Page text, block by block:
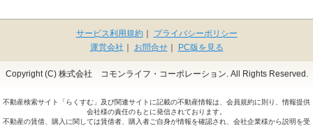
サービス利用規約｜
プライバシーポリシー
運営会社 ｜ お問合せ｜ PC版を見る
Copyright (C) 株式会社 コモンライフ・コーポレーション. All Rights Reserved.
不動産検索サイト「らくすむ」及び関連サイトに記載の不動産情報は、会員規約に則り、情報提供
会社様の責任のもとに発信されております。
不動産の賃借、購入に関しては賃借者、購入者ご自身が情報を確認され、会社企業様から説明を受